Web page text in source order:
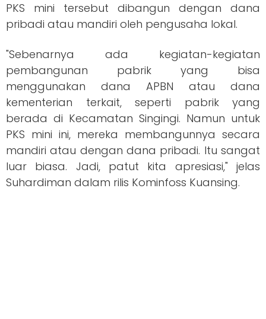
PKS mini tersebut dibangun dengan dana
pribadi atau mandiri oleh pengusaha lokal.
"Sebenarnya ada kegiatan-kegiatan
pembangunan pabrik yang bisa
menggunakan dana APBN atau dana
kementerian terkait, seperti pabrik yang
berada di Kecamatan Singingi. Namun untuk
PKS mini ini, mereka membangunnya secara
mandiri atau dengan dana pribadi. Itu sangat
luar biasa. Jadi, patut kita apresiasi," jelas
Suhardiman dalam rilis Kominfoss Kuansing.